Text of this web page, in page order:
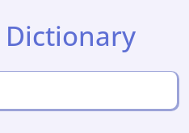
Dictionary